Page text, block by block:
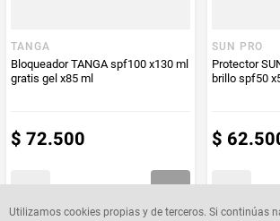
Utilizamos cookies propias y de terceros. Si continúas
TANGA
Bloqueador TANGA spf100 x130 ml
gratis gel x85 ml
$ 72.500
SUN PRO
Protector
brillo spf50
$ 62.